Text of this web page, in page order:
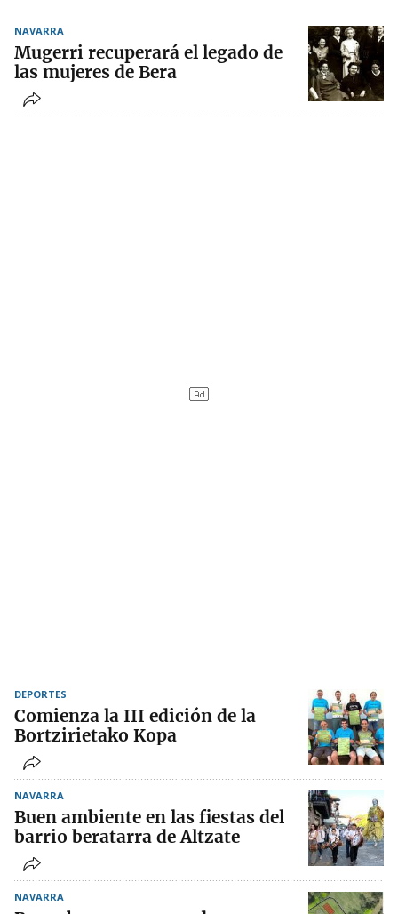
NAVARRA
Mugerri recuperará el legado de
las mujeres de Bera
DEPORTES
Comienza la III edición de la
Bortzirietako Kopa
NAVARRA
Buen ambiente en las fiestas del
barrio beratarra de Altzate
NAVARRA